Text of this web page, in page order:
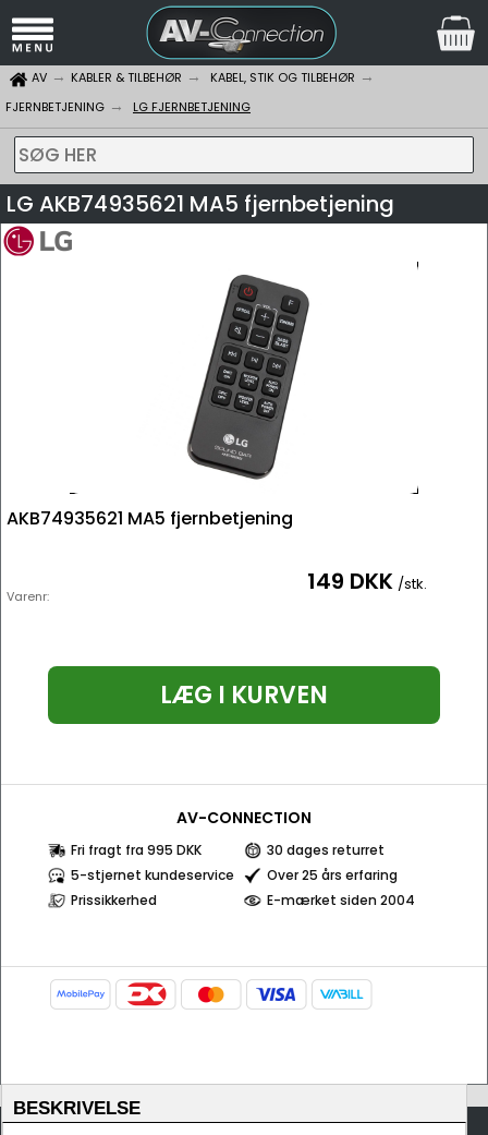
AV KABLER & TILBEHØR
KABEL, STIK OG TILBEHØR
FJERNBETJENING
LG FJERNBETJENING
SØG HER
LG AKB74935621 MA5 fjernbetjening
AKB74935621 MA5 fjernbetjening
Varenr: 149 DKK /stk.
LÆG I KURVEN
AV-CONNECTION
Fri fragt fra 995 DKK
30 dages returret
5-stjernet kundeservice
Over 25 års erfaring
Prissikkerhed
E-mærket siden 2004
BESKRIVELSE